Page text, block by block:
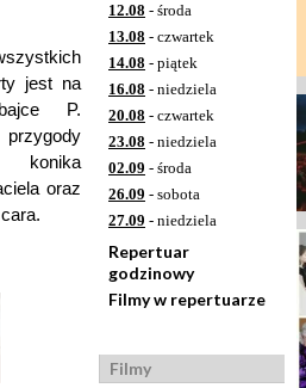
jest na
P.
przygody
konika
oraz
12.08 - środa
13.08 - czwartek
14.08 - piątek
16.08 - niedziela
20.08 - czwartek
23.08 - niedziela
02.09 - środa
26.09 - sobota
27.09 - niedziela
Repertuar
godzinowy
Filmy w repertuarze
Filmy